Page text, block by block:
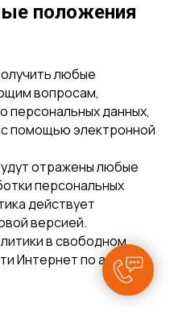
положения
любые
вопросам,
персональных данных,
помощью электронной
отражены любые
персональных
действует
версией.
в свободном
Интернет по адресу